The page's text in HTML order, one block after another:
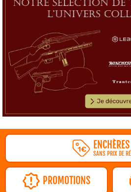
SANS PRIX DE
PROMOTIONS